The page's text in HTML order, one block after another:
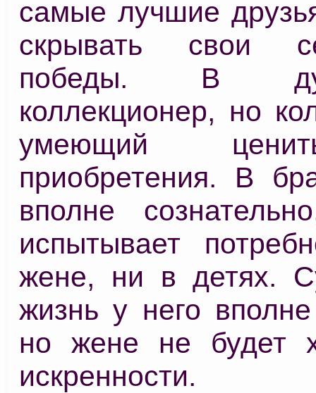
самые лучшие
скрывать свои
победы. В
коллекционер, но
умеющий
приобретения. В
вполне
испытывает
жене, ни в детях.
жизнь у него
но жене не будет
искренности.